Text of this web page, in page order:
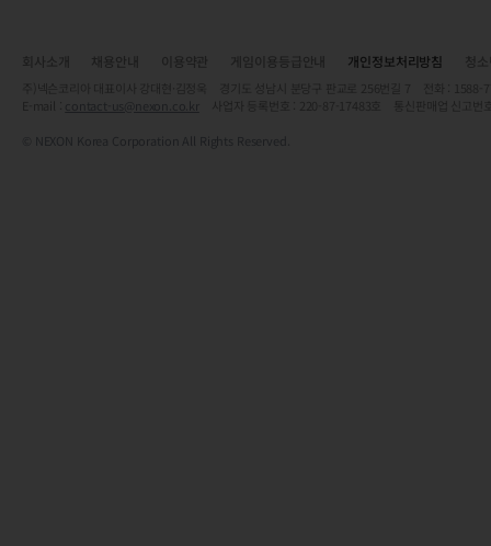
개인정보처리방침
contact-us@nexon.co.kr
© NEXON Korea Corporation All Rights Reserved.